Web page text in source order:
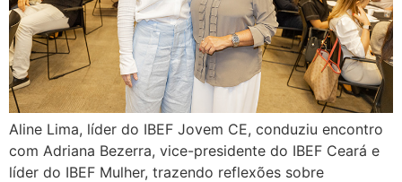
Aline Lima, líder do IBEF Jovem CE, conduziu encontro
com Adriana Bezerra, vice-presidente do IBEF Ceará e
líder do IBEF Mulher, trazendo reflexões sobre